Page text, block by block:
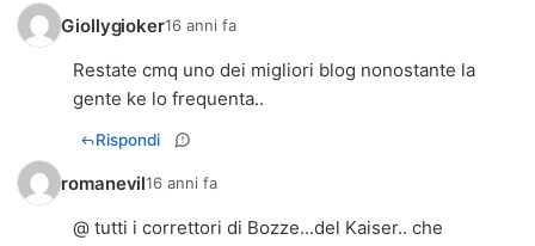
Giollygioker16 anni fa
Restate cmq uno dei migliori blog nonostante la
gente ke lo frequenta..
Rispondi
romanevil16 anni fa
@ tutti i correttori di Bozze...del Kaiser.. che